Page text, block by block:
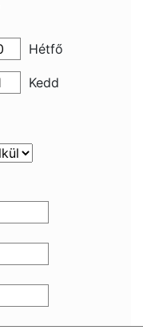
Hétfő
Kedd